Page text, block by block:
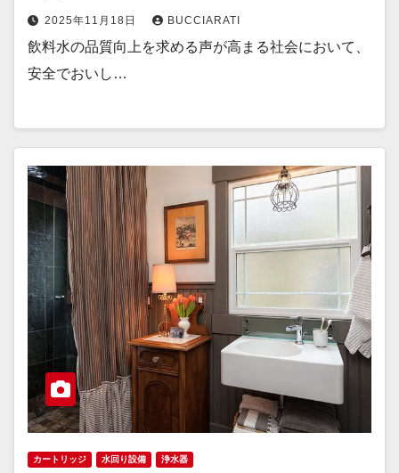
2025年11月18日 BUCCIARATI
飲料水の品質向上を求める声が高まる社会において、
安全でおいし…
カートリッジ 水回り設備 浄水器